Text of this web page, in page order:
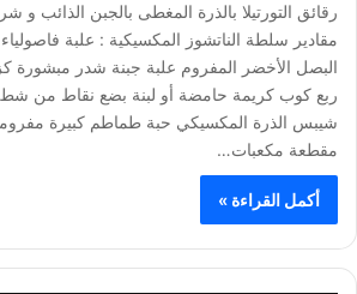
رقائق التورتيلا بالذرة المغطى بالجبن الذائب و
مقادير سلطة الناتشوز المكسيكية : علبة
البصل الأخضر المفروم علبة جبنة شدر مبشورة
ربع كوب كريمة حامضة أو لبنة بضع نقاط من
شيبس الذرة المكسيكي حبة طماطم كبيرة مفرومة
مقطعة مكعبات…
أكمل القراءة »